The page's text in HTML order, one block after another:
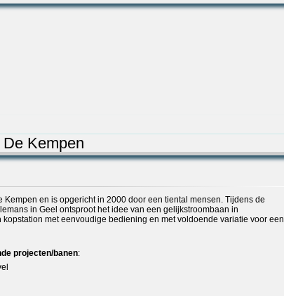
Kempen
en is opgericht in 2000 door een tiental mensen. Tijdens de
in Geel ontsproot het idee van een gelijkstroombaan in
met eenvoudige bediening en met voldoende variatie voor een
projecten/banen: